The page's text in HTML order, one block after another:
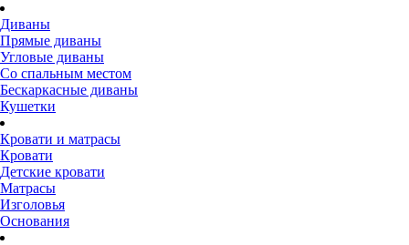
Диваны
Прямые диваны
Угловые диваны
Со спальным местом
Бескаркасные диваны
Кушетки
Кровати и матрасы
Кровати
Детские кровати
Матрасы
Изголовья
Основания